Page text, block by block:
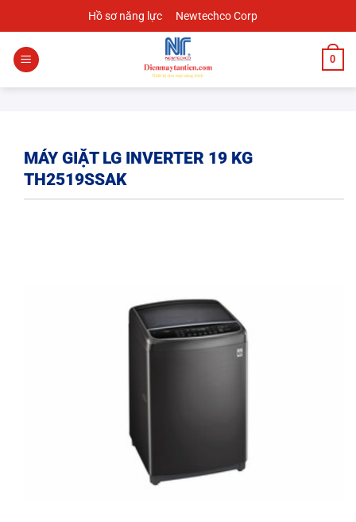
đến
nội
dung
Hồ sơ năng lực Newtechco Corp
0
MÁY GIẶT LG INVERTER 19 KG
TH2519SSAK